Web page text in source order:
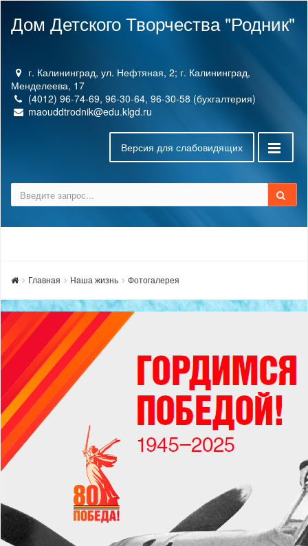
Дом Детского Творчества "Родник"
г. Калининград, ул. Нефтяная, 2; г. Калининград,
Менделеева, 17
(4012) 96-74-69, 96-30-64, 96-30-58 (бухгалтерия)
maouddtrodnik@edu.klgd.ru
Версия для слабовидящих
Главная Наша жизнь Фотогалерея